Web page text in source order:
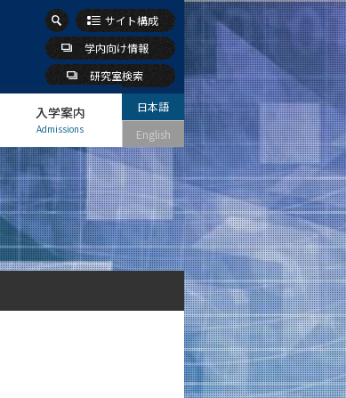
サイト構成
学内向け情報
研究室検索
入学案内
Admissions
日本語
English